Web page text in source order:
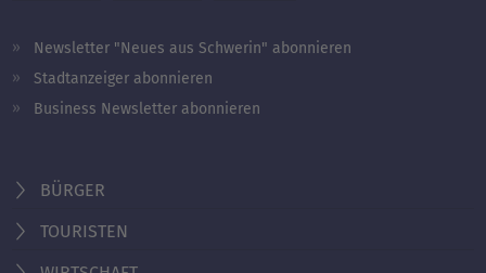
Newsletter "Neues aus Schwerin" abonnieren
Stadtanzeiger abonnieren
Business Newsletter abonnieren
BÜRGER
TOURISTEN